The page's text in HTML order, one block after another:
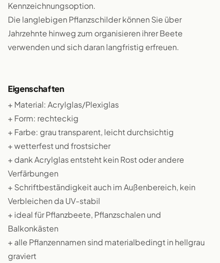
Kennzeichnungsoption.
Die langlebigen Pflanzschilder können Sie über
Jahrzehnte hinweg zum organisieren ihrer Beete
verwenden und sich daran langfristig erfreuen.
Eigenschaften
+ Material: Acrylglas/Plexiglas
+ Form: rechteckig
+ Farbe: grau transparent, leicht durchsichtig
+ wetterfest und frostsicher
+ dank Acrylglas entsteht kein Rost oder andere
Verfärbungen
+ Schriftbeständigkeit auch im Außenbereich, kein
Verbleichen da UV-stabil
+ ideal für Pflanzbeete, Pflanzschalen und
Balkonkästen
+ alle Pflanzennamen sind materialbedingt in hellgrau
graviert